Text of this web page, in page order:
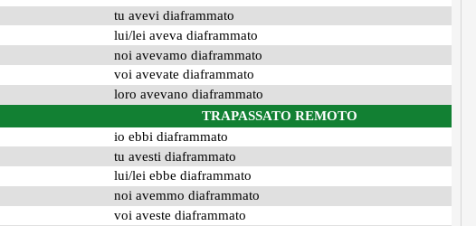
tu avevi diaframmato
lui/lei aveva diaframmato
noi avevamo diaframmato
voi avevate diaframmato
loro avevano diaframmato
TRAPASSATO REMOTO
io ebbi diaframmato
tu avesti diaframmato
lui/lei ebbe diaframmato
noi avemmo diaframmato
voi aveste diaframmato